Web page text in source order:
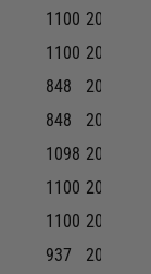
1100 2010-
1100 2011-
848
2012-
848
2013-
1098 2013-
1100 2010-
1100 2011-
937
2017-